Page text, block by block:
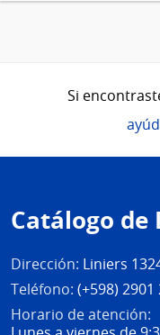
Si
de
página
Catálogo de
Dirección: Liniers
Teléfono: (+598) 2901
Horario de atención: